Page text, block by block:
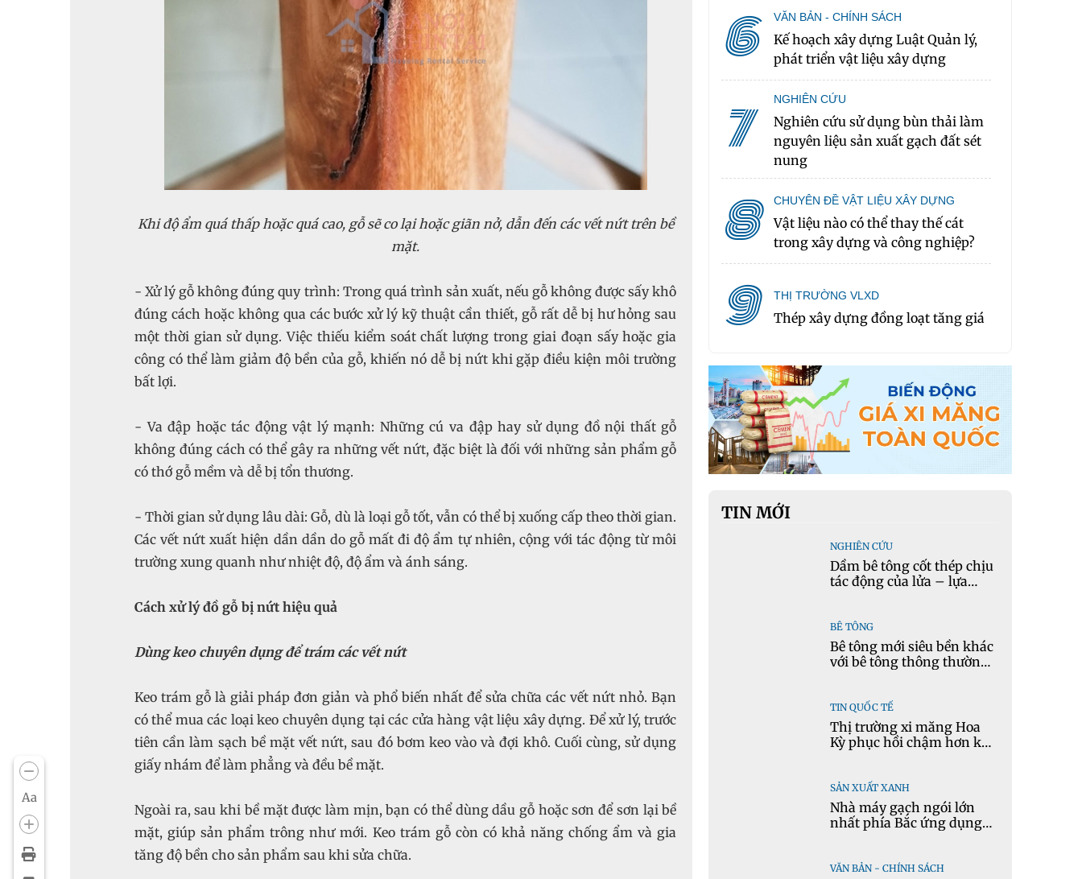
Aa
Khi độ ẩm quá thấp hoặc quá cao, gỗ sẽ co lại hoặc giãn nở, dẫn đến các vết nứt trên bề
mặt.
- Xử lý gỗ không đúng quy trình: Trong quá trình sản xuất, nếu gỗ không được sấy khô
đúng cách hoặc không qua các bước xử lý kỹ thuật cần thiết, gỗ rất dễ bị hư hỏng sau
một thời gian sử dụng. Việc thiếu kiểm soát chất lượng trong giai đoạn sấy hoặc gia
công có thể làm giảm độ bền của gỗ, khiến nó dễ bị nứt khi gặp điều kiện môi trường
bất lợi.
- Va đập hoặc tác động vật lý mạnh: Những cú va đập hay sử dụng đồ nội thất gỗ
không đúng cách có thể gây ra những vết nứt, đặc biệt là đối với những sản phẩm gỗ
có thớ gỗ mềm và dễ bị tổn thương.
- Thời gian sử dụng lâu dài: Gỗ, dù là loại gỗ tốt, vẫn có thể bị xuống cấp theo thời gian.
Các vết nứt xuất hiện dần dần do gỗ mất đi độ ẩm tự nhiên, cộng với tác động từ môi
trường xung quanh như nhiệt độ, độ ẩm và ánh sáng.
Cách xử lý đồ gỗ bị nứt hiệu quả
Dùng keo chuyên dụng để trám các vết nứt
Keo trám gỗ là giải pháp đơn giản và phổ biến nhất để sửa chữa các vết nứt nhỏ. Bạn
có thể mua các loại keo chuyên dụng tại các cửa hàng vật liệu xây dựng. Để xử lý, trước
tiên cần làm sạch bề mặt vết nứt, sau đó bơm keo vào và đợi khô. Cuối cùng, sử dụng
giấy nhám để làm phẳng và đều bề mặt.
Ngoài ra, sau khi bề mặt được làm mịn, bạn có thể dùng dầu gỗ hoặc sơn để sơn lại bề
mặt, giúp sản phẩm trông như mới. Keo trám gỗ còn có khả năng chống ẩm và gia
tăng độ bền cho sản phẩm sau khi sửa chữa.
6 VĂN BẢN - CHÍNH SÁCH
Kế hoạch xây dựng Luật Quản lý,
phát triển vật liệu xây dựng
7 NGHIÊN CỨU
Nghiên cứu sử dụng bùn thải làm
nguyên liệu sản xuất gạch đất sét
nung
8 CHUYÊN ĐỀ VẬT LIỆU XÂY DỰNG
Vật liệu nào có thể thay thế cát
trong xây dựng và công nghiệp?
9 THỊ TRƯỜNG VLXD
Thép xây dựng đồng loạt tăng giá
TIN MỚI
NGHIÊN CỨU
Dầm bê tông cốt thép chịu
tác động của lửa – lựa
BÊ TÔNG
Bê tông mới siêu bền khác
với bê tông thông thường
TIN QUỐC TẾ
Thị trường xi măng Hoa
Kỳ phục hồi chậm hơn kỳ
SẢN XUẤT XANH
Nhà máy gạch ngói lớn
nhất phía Bắc ứng dụng
VĂN BẢN - CHÍNH SÁCH